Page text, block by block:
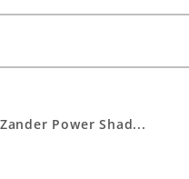
Power Shad...